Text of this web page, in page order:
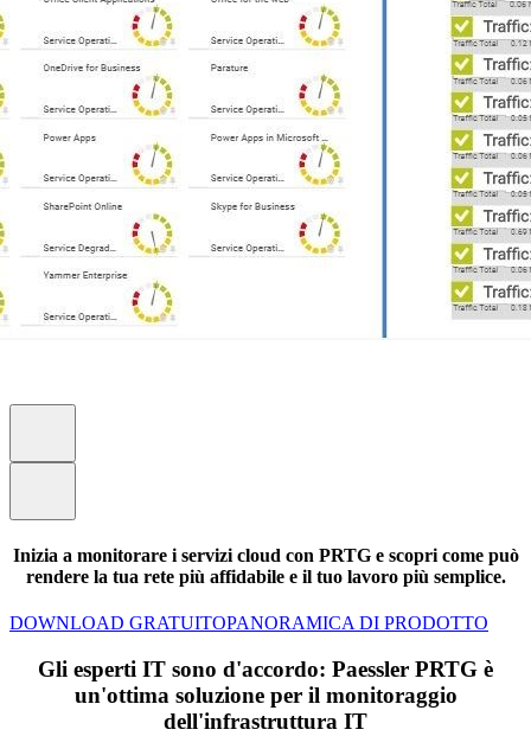
Inizia a monitorare i servizi cloud con PRTG e scopri come può
rendere la tua rete più affidabile e il tuo lavoro più semplice.
DOWNLOAD GRATUITOPANORAMICA DI PRODOTTO
Gli esperti IT sono d'accordo: Paessler PRTG è
un'ottima soluzione per il monitoraggio
dell'infrastruttura IT